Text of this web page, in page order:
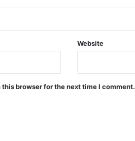
Website
browser for the next time I comment.